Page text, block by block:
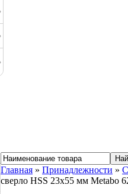
Главная » Принадлежности »
сверло HSS 23x55 мм Metabo